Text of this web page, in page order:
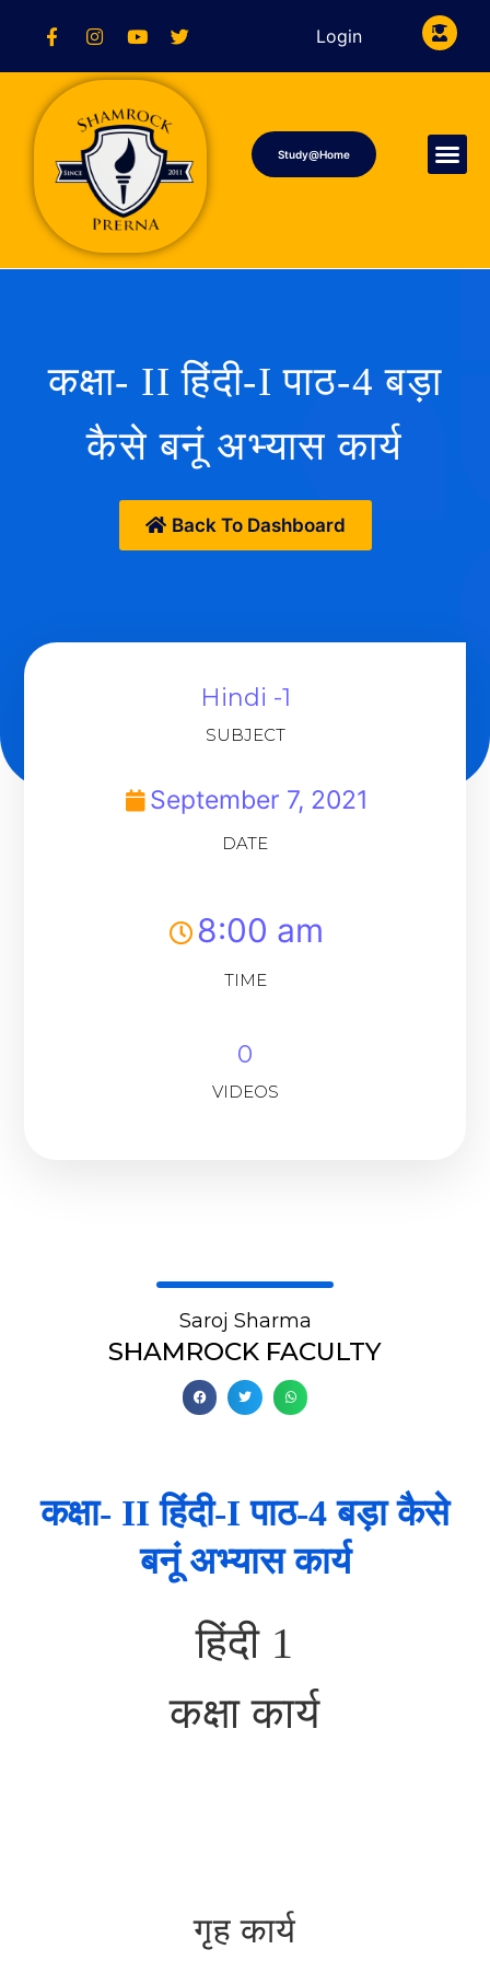
Login
Study@Home
कक्षा- II हिंदी-I पाठ-4 बड़ा
कैसे बनूं अभ्यास कार्य
Back To Dashboard
Hindi -1
SUBJECT
September 7, 2021
DATE
8:00 am
TIME
0
VIDEOS
Saroj Sharma
SHAMROCK FACULTY
कक्षा- II हिंदी-I पाठ-4 बड़ा कैसे
बनूं अभ्यास कार्य
हिंदी 1
कक्षा कार्य
गृह कार्य